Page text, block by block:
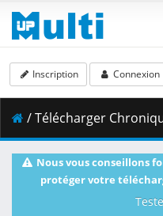
Inscription Connexion
/ Télécharger Chroniquees-Des-
Nous vous conseillons
protéger votre